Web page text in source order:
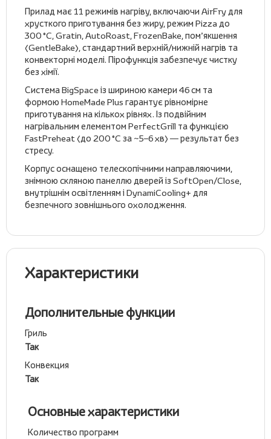
Прилад має 11 режимів нагріву, включаючи AirFry для
хрусткого приготування без жиру, режим Pizza до
300 °C, Gratin, AutoRoast, FrozenBake, пом’якшення
(GentleBake), стандартний верхній/нижній нагрів та
конвекторні моделі. Пірофункція забезпечує чистку
без хімії.
Система BigSpace із шириною камери 46 см та
формою HomeMade Plus гарантує рівномірне
приготування на кількох рівнях. Із подвійним
нагрівальним елементом PerfectGrill та функцією
FastPreheat (до 200 °C за ~5–6 хв) — результат без
стресу.
Корпус оснащено телескопічними направляючими,
знімною скляною панеллю дверей із SoftOpen/Close,
внутрішнім освітленням і DynamiCooling+ для
безпечного зовнішнього охолодження.
Характеристики
Дополнительные функции
Гриль
Так
Конвекция
Так
Основные характеристики
Количество программ